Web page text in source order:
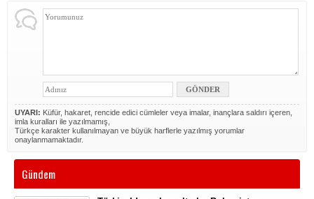
UYARI: Küfür, hakaret, rencide edici cümleler veya imalar, inançlara saldırı içeren,
imla kuralları ile yazılmamış,
Türkçe karakter kullanılmayan ve büyük harflerle yazılmış yorumlar
onaylanmamaktadır.
Gündem